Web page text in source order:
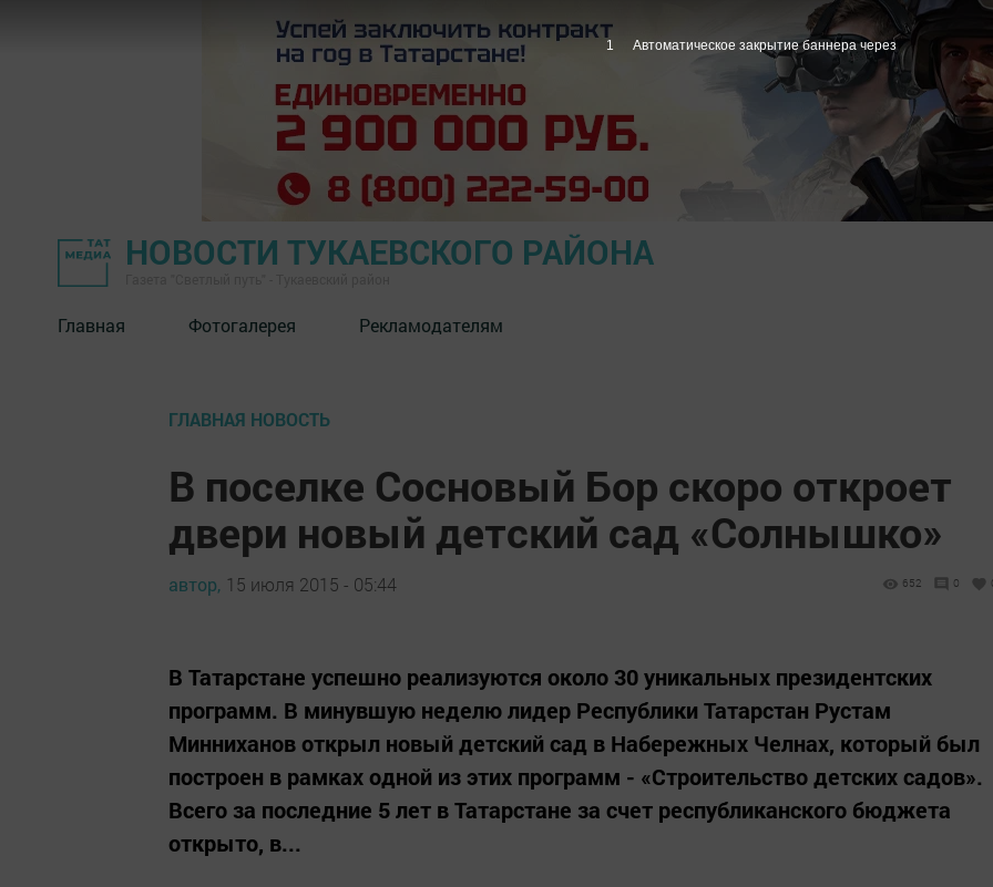
НОВОСТИ ТУКАЕВСКОГО РАЙОНА
Главная Фотогалерея Рекламодателям
ГЛАВНАЯ НОВОСТЬ
В поселке Сосновый Бор скоро откроет
двери новый детский сад «Солнышко»
автор, 15 июля 2015 - 05:44 652 0
В Татарстане успешно реализуются около 30 уникальных президентских
программ. В минувшую неделю лидер Республики Татарстан Рустам
Минниханов открыл новый детский сад в Набережных Челнах, который был
построен в рамках одной из этих программ - «Строительство детских садов».
Всего за последние 5 лет в Татарстане за счет республиканского бюджета
открыто, в...
1 Автоматическое закрытие баннера через